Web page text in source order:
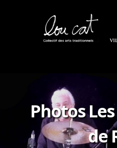
Photos
de